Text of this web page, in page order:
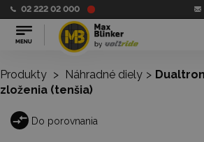
02 222 02 000
Produkty > Náhradné diely >
zloženia (tenšia)
Do porovnania